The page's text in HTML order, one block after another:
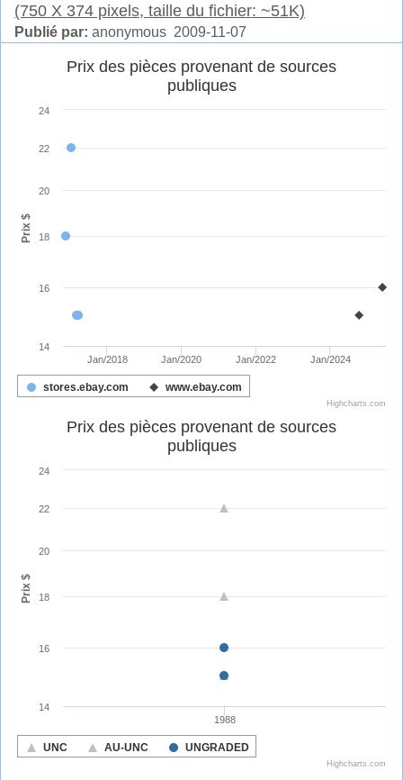
(750 X 374 pixels, taille du fichier: ~51K)
Publié par: anonymous 2009-11-07